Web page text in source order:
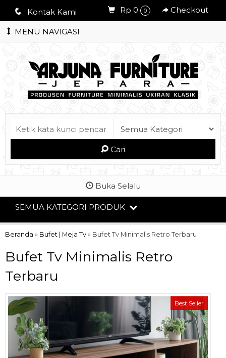
q Kontak Kami Rp 0 0 Checkout
MENU NAVIGASI
Cari
Buka Selalu
SEMUA KATEGORI PRODUK
Beranda » Bufet | Meja Tv » Bufet Tv Minimalis Retro Terbaru
Bufet Tv Minimalis Retro
Terbaru
Best Seller